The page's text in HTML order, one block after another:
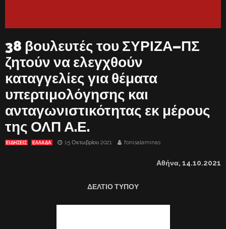
38 βουλευτές του ΣΥΡΙΖΑ–ΠΣ
ζητούν να ελεγχθούν
καταγγελίες για θέματα
υπερτιμολόγησης και
ανταγωνιστικότητας εκ μέρους
της ΟΛΠ Α.Ε.
ΕΙΔΗΣΕΙΣ ΕΛΛΑΔΑ 15 Οκτωβρίου 2021 fonisalaminas
Αθήνα, 14.10.2021
ΔΕΛΤΙΟ ΤΥΠΟΥ